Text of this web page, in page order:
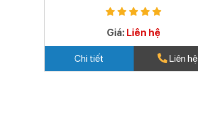
TÂN - 12
Giá: Liên hệ
Chi tiết Liên hệ